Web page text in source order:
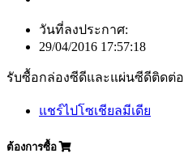
วันที่ลงประกาศ:
29/04/2016 17:57:18
รับซื้อกล่องซีดีและแผ่นซีดีติดต่อเ
แชร์ไปโซเชียลมีเดีย
ต้องการซื้อ